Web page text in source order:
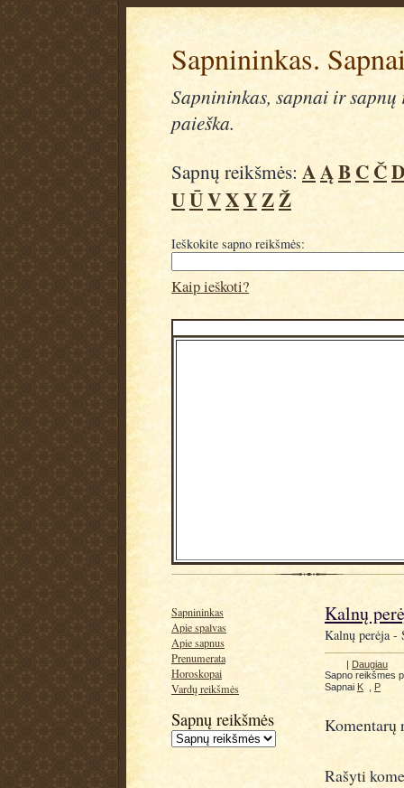
Sapnininkas.
Sapnininkas, sapnai ir
paieška.
Sapnų reikšmės: AĄBCČD
UŪVXYZŽ
Ieškokite sapno reikšmės:
Kaip ieškoti?
Sapnininkas
Apie spalvas
Apie sapnus
Prenumerata
Horoskopai
Vardų reikšmės
Sapnų reikšmės
Kalnų
Kalnų perėja -
| Daugiau
Sapno reikšmes
Sapnai K P
Komentarų
Rašyti